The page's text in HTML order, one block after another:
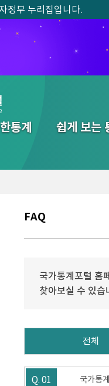
정부 누리집입니다.
통계 쉽게 보는
FAQ
국가통계포털 홈
찾아보실 수 있
전체
Q. 01 국가통